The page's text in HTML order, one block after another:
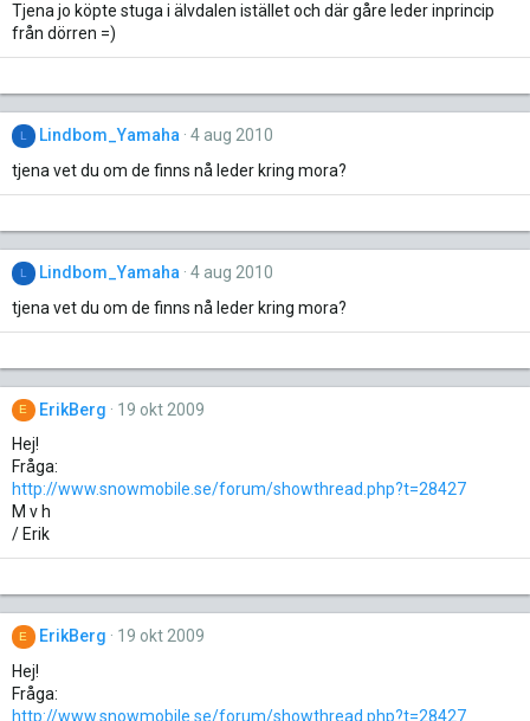
Tjena jo köpte stuga i älvdalen istället och där gåre leder inprincip
från dörren =)
L Lindbom_Yamaha 4 aug 2010
tjena vet du om de finns nå leder kring mora?
L Lindbom_Yamaha
4 aug 2010
tjena vet du om de finns nå leder kring mora?
E ErikBerg
19 okt 2009
Hej!
Fråga:
http://www.snowmobile.se/forum/showthread.php?t=28427
M v h
/ Erik
E ErikBerg
19 okt 2009
Hej!
Fråga:
http://www.snowmobile.se/forum/showthread.php?t=28427